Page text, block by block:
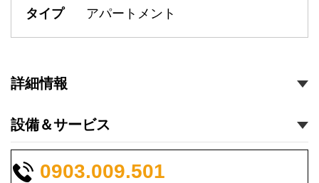
タイプ
アパートメント
詳細情報
設備＆サービス
0903.009.501